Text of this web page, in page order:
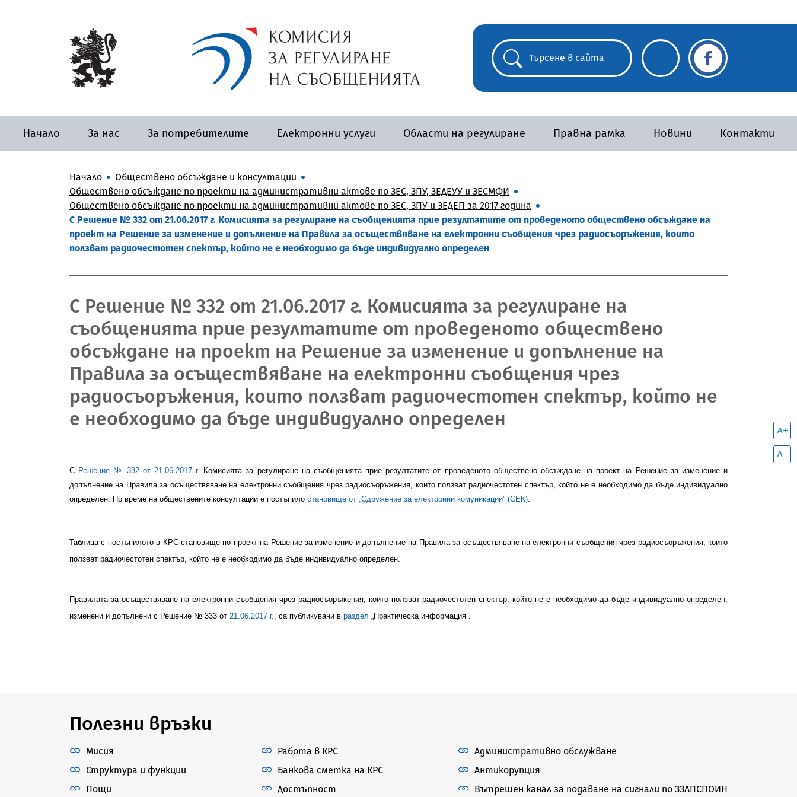
Начало За нас За потребителите Електронни услуги Области на регулиране Правна рамка Новини Контакти
Начало
Обществено обсъждане и консултации
Обществено обсъждане по проекти на административни актове по ЗЕС, ЗПУ, ЗЕДЕУУ и ЗЕСМФИ
Обществено обсъждане по проекти на административни актове по ЗЕС, ЗПУ и ЗЕДЕП за 2017 година
С Решение № 332 от 21.06.2017 г. Комисията за регулиране на съобщенията прие резултатите от проведеното обществено обсъждане на
проект на Решение за изменение и допълнение на Правила за осъществяване на електронни съобщения чрез радиосъоръжения, които
ползват радиочестотен спектър, който не е необходимо да бъде индивидуално определен
С Решение № 332 от 21.06.2017 г. Комисията за регулиране на
съобщенията прие резултатите от проведеното обществено
обсъждане на проект на Решение за изменение и допълнение на
Правила за осъществяване на електронни съобщения чрез
радиосъоръжения, които ползват радиочестотен спектър, който не
е необходимо да бъде индивидуално определен
С Решение № 332 от 21.06.2017 г. Комисията за регулиране на съобщенията прие резултатите от проведеното обществено обсъждане на проект на Решение за изменение и
допълнение на Правила за осъществяване на електронни съобщения чрез радиосъоръжения, които ползват радиочестотен спектър, който не е необходимо да бъде индивидуално
определен. По време на обществените консултации е постъпило становище от „Сдружение за електронни комуникации” (СЕК)
Таблица с постъпилото в КРС становище по проект на Решение за изменение и допълнение на Правила за осъществяване на електронни съобщения чрез радиосъоръжения, които
ползват радиочестотен спектър, който не е необходимо да бъде индивидуално определен.
Правилата за осъществяване на електронни съобщения чрез радиосъоръжения, които ползват радиочестотен спектър, който не е необходимо да бъде индивидуално определен,
изменени и допълнени с Решение № 333 от 21.06.2017 г. , са публикувани в раздел „Практическа информация”.
Полезни връзки
Мисия
Структура и функции
Пощи
Работа в КРС
Банкова сметка на КРС
Достъпност
Административно обслужване
Антикорупция
Вътрешен канал за подаване на сигнали по ЗЗЛПСПОИН